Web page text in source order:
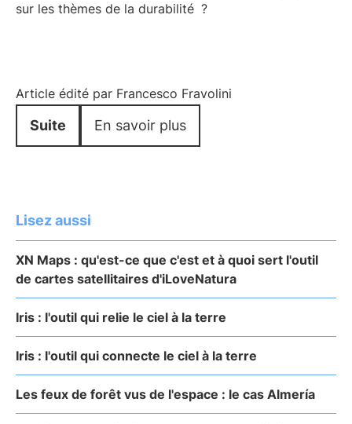
sur les thèmes de la durabilité ?
Article édité par Francesco Fravolini
Suite En savoir plus
Lisez aussi
XN Maps : qu'est-ce que c'est et à quoi sert l'outil
de cartes satellitaires d'iLoveNatura
Iris : l'outil qui relie le ciel à la terre
Iris : l'outil qui connecte le ciel à la terre
Les feux de forêt vus de l'espace : le cas Almería